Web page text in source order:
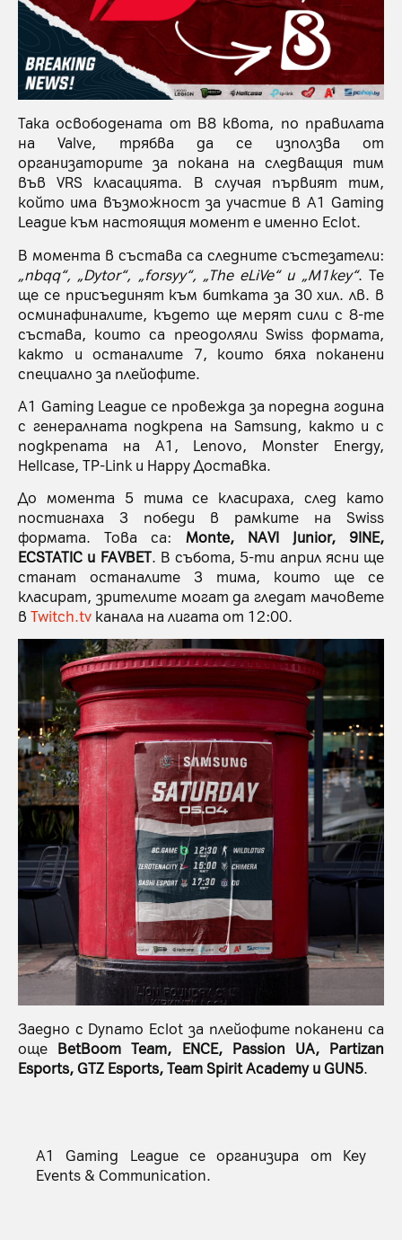
Така освободената от B8 квота, по правилата
на Valve, трябва да се използва от
организаторите за покана на следващия тим
във VRS класацията. В случая първият тим,
който има възможност за участие в A1 Gaming
League към настоящия момент е именно Eclot.
В момента в състава са следните състезатели:
„nbqq“, „Dytor“, „forsyy“, „The eLiVe“ и „M1key“. Te
ще се присъединят към битката за 30 хил. лв. в
осминафиналите, където ще мерят сили с 8-те
състава, които са преодоляли Swiss формата,
както и останалите 7, които бяха поканени
специално за плейофите.
А1 Gaming League се провежда за поредна година
с генералната подкрепа на Samsung, както и с
подкрепата на A1, Lenovo, Monster Energy,
Hellcase, TP-Link и Happy Доставка.
До момента 5 тима се класираха, след като
постигнаха 3 победи в рамките на Swiss
формата. Това са: Monte, NAVI Junior, 9INE,
ECSTATIC и FAVBET. В събота, 5-ти април ясни ще
станат останалите 3 тима, които ще се
класират, зрителите могат да гледат мачовете
в Twitch.tv канала на лигата от 12:00.
Заедно с Dynamo Eclot за плейофите поканени са
още BetBoom Team, ENCE, Passion UA, Partizan
Esports, GTZ Esports, Team Spirit Academy и GUN5.
A1 Gaming League се организира от Key
Events & Communication.